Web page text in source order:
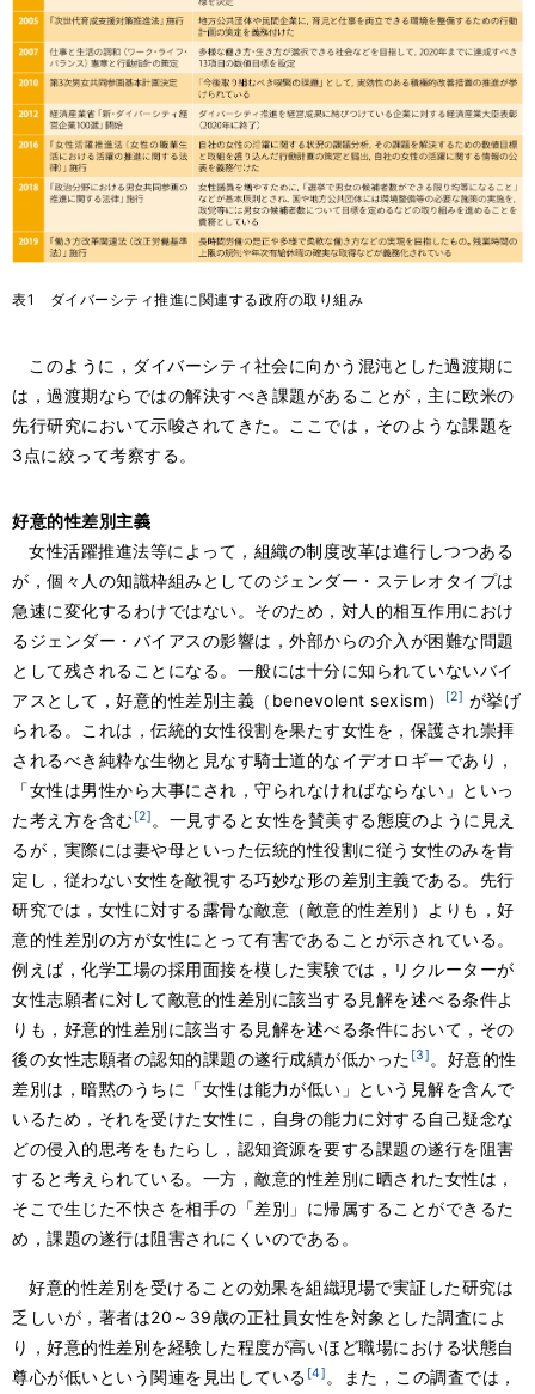
表1 ダイバーシティ推進に関連する政府の取り組み
このように，ダイバーシティ社会に向かう混沌とした過渡期に
は，過渡期ならではの解決すべき課題があることが，主に欧米の
先行研究において示唆されてきた。ここでは，そのような課題を
3点に絞って考察する。
好意的性差別主義
女性活躍推進法等によって，組織の制度改革は進行しつつある
が，個々人の知識枠組みとしてのジェンダー・ステレオタイプは
急速に変化するわけではない。そのため，対人的相互作用におけ
るジェンダー・バイアスの影響は，外部からの介入が困難な問題
として残されることになる。一般には十分に知られていないバイ
アスとして，好意的性差別主義（benevolent sexism）
[2] が挙げ
られる。これは，伝統的女性役割を果たす女性を，保護され崇拝
されるべき純粋な生物と見なす騎士道的なイデオロギーであり，
「女性は男性から大事にされ，守られなければならない」といっ
た考え方を含む[2] 。一見すると女性を賛美する態度のように見え
るが，実際には妻や母といった伝統的性役割に従う女性のみを肯
定し，従わない女性を敵視する巧妙な形の差別主義である。先行
研究では，女性に対する露骨な敵意（敵意的性差別）よりも，好
意的性差別の方が女性にとって有害であることが示されている。
例えば，化学工場の採用面接を模した実験では，リクルーターが
女性志願者に対して敵意的性差別に該当する見解を述べる条件よ
りも，好意的性差別に該当する見解を述べる条件において，その
後の女性志願者の認知的課題の遂行成績が低かった [3] 。好意的性
差別は，暗黙のうちに「女性は能力が低い」という見解を含んで
いるため，それを受けた女性に，自身の能力に対する自己疑念な
どの侵入的思考をもたらし，認知資源を要する課題の遂行を阻害
すると考えられている。一方，敵意的性差別に晒された女性は，
そこで生じた不快さを相手の「差別」に帰属することができるた
め，課題の遂行は阻害されにくいのである。
好意的性差別を受けることの効果を組織現場で実証した研究は
乏しいが，著者は20～39歳の正社員女性を対象とした調査によ
り，好意的性差別を経験した程度が高いほど職場における状態自
尊心が低いという関連を見出している [4] 。また，この調査では，